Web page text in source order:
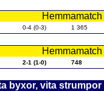
0-4 (0-3) 1 365
2-1 (1-0) 748
byxor, vita strumpor